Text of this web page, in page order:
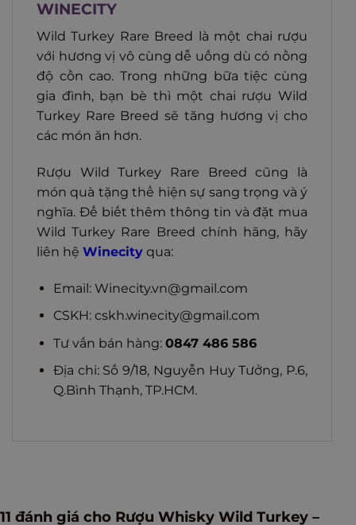
WINECITY
Wild Turkey Rare Breed là một chai rượu
với hương vị vô cùng dễ uống dù có nồng
độ cồn cao. Trong những bữa tiệc cùng
gia đình, bạn bè thì một chai rượu Wild
Turkey Rare Breed sẽ tăng hương vị cho
các món ăn hơn.
Rượu Wild Turkey Rare Breed cũng là
món quà tặng thể hiện sự sang trọng và ý
nghĩa. Để biết thêm thông tin và đặt mua
Wild Turkey Rare Breed chính hãng, hãy
liên hệ Winecity qua:
Email: Winecity.vn@gmail.com
CSKH: cskh.winecity@gmail.com
Tư vấn bán hàng: 0847 486 586
Địa chỉ: Số 9/18, Nguyễn Huy Tưởng, P.6,
Q.Bình Thạnh, TP.HCM.
11 đánh giá cho Rượu Whisky Wild Turkey –